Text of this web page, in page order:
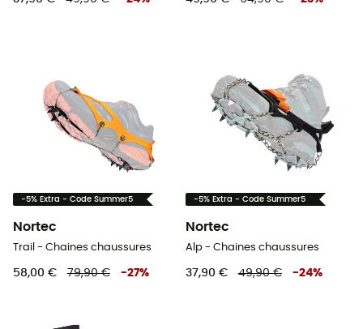
-5% Extra - Code Summer5
Nortec
Trail - Chaines chaussures
58,00 € 79,90 € -27%
-5% Extra - Code Summer5
Nortec
Alp - Chaines chaussures
37,90 € 49,90 € -24%